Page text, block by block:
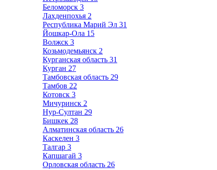
Беломорск 3
Лахденпохья 2
Республика Марий Эл 31
Йошкар-Ола 15
Волжск 3
Козьмодемьянск 2
Курганская область 31
Курган 27
Тамбовская область 29
Тамбов 22
Котовск 3
Мичуринск 2
Нур-Султан 29
Бишкек 28
Алматинская область 26
Каскелен 3
Талгар 3
Капшагай 3
Орловская область 26